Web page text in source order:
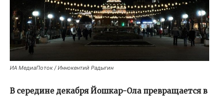
ИА МедиаПоток / Иннокентий Радыгин
В середине декабря Йошкар-Ола превращается в